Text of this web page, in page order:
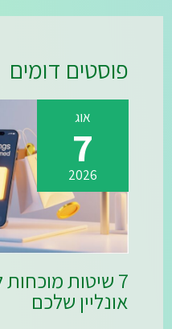
פוסטים דומים
אוג
7
2026
7 שיטות
אונליין שלכם